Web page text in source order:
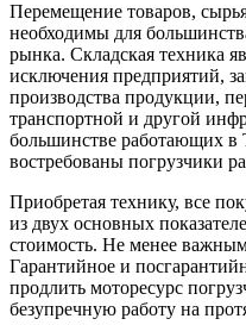
Перемещение товаров,
необходимы для
рынка. Складская техника
исключения предприятий,
производства продукции,
транспортной и другой
большинстве работающих в
востребованы погрузчики
Приобретая технику, все
из двух основных
стоимость. Не менее
Гарантийное и
продлить моторесурс
безупречную работу на